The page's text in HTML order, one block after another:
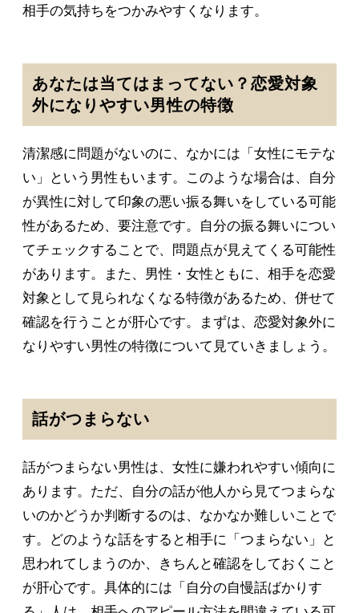
相手の気持ちをつかみやすくなります。
あなたは当てはまってない？恋愛対象
外になりやすい男性の特徴
清潔感に問題がないのに、なかには「女性にモテな
い」という男性もいます。このような場合は、自分
が異性に対して印象の悪い振る舞いをしている可能
性があるため、要注意です。自分の振る舞いについ
てチェックすることで、問題点が見えてくる可能性
があります。また、男性・女性ともに、相手を恋愛
対象として見られなくなる特徴があるため、併せて
確認を行うことが肝心です。まずは、恋愛対象外に
なりやすい男性の特徴について見ていきましょう。
話がつまらない
話がつまらない男性は、女性に嫌われやすい傾向に
あります。ただ、自分の話が他人から見てつまらな
いのかどうか判断するのは、なかなか難しいことで
す。どのような話をすると相手に「つまらない」と
思われてしまうのか、きちんと確認をしておくこと
が肝心です。具体的には「自分の自慢話ばかりす